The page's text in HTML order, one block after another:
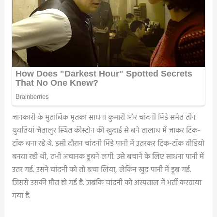
जानकारी के मुताबिक मृतका साधना कुमारी और चांदनी भिंडे समेत तीन
युवतियां जैतालुर स्थित कीस्टोन की खुदाई से बने तालाब में जाकर टिक-
टॉक बना रहे थे. इसी दौरान चांदनी भिंडे पानी में उतरकर टिक-टॉक वीडियो
बनवा रही थी, तभी अचानक डूबने लगी. उसे बचाने के लिए साधना पानी में
उतर गई. उसने चांदनी को तो बचा लिया, लेकिन खुद पानी में डूब गई.
जिससे उसकी मौत हो गई है. जबकि चांदनी को अस्पताल में भर्ती करवाया
गया है.